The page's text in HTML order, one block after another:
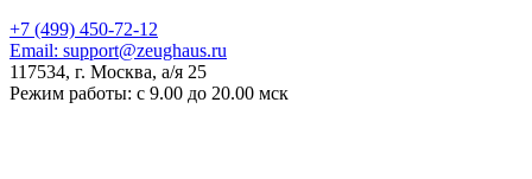
+7 (499) 450-72-12
Email: support@zeughaus.ru
117534, г. Москва, а/я 25
Режим работы: с 9.00 до 20.00 мск